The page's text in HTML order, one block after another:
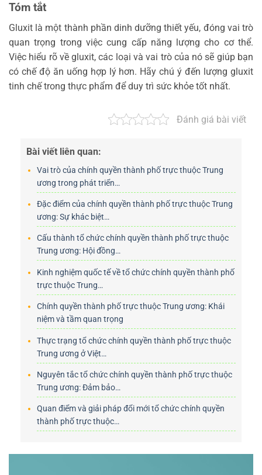
Tóm tắt
Gluxit là một thành phần dinh dưỡng thiết yếu, đóng vai trò
quan trọng trong việc cung cấp năng lượng cho cơ thể.
Việc hiểu rõ về gluxit, các loại và vai trò của nó sẽ giúp bạn
có chế độ ăn uống hợp lý hơn. Hãy chú ý đến lượng gluxit
tinh chế trong thực phẩm để duy trì sức khỏe tốt nhất.
Đánh giá bài viết
Bài viết liên quan:
Vai trò của chính quyền thành phố trực thuộc Trung
ương trong phát triển…
Đặc điểm của chính quyền thành phố trực thuộc Trung
ương: Sự khác biệt…
Cấu thành tổ chức chính quyền thành phố trực thuộc
Trung ương: Hội đồng…
Kinh nghiệm quốc tế về tổ chức chính quyền thành phố
trực thuộc Trung…
Chính quyền thành phố trực thuộc Trung ương: Khái
niệm và tầm quan trọng
Thực trạng tổ chức chính quyền thành phố trực thuộc
Trung ương ở Việt…
Nguyên tắc tổ chức chính quyền thành phố trực thuộc
Trung ương: Đảm bảo…
Quan điểm và giải pháp đổi mới tổ chức chính quyền
thành phố trực thuộc…